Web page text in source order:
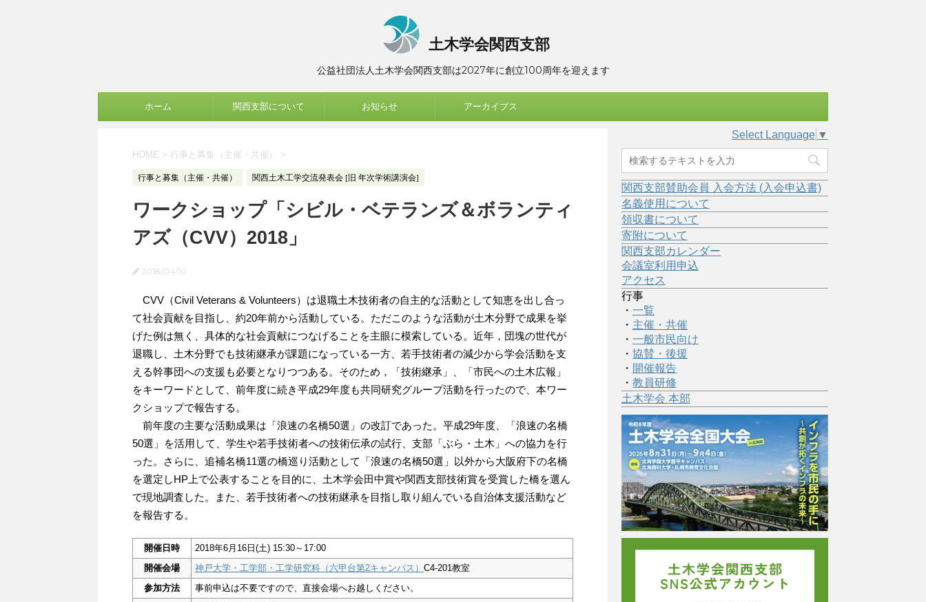
土木学会関西支部
公益社団法人土木学会関西支部は2027年に創立100周年を迎えます
ホーム 関西支部について お知らせ アーカイブス
HOME > 行事と募集（主催・共催） >
行事と募集（主催・共催） 関西土木工学交流発表会 [旧 年次学術講演会]
ワークショップ「シビル・ベテランズ＆ボランティ
アズ（CVV）2018」
2018/04/10
CVV（Civil Veterans & Volunteers）は退職土木技術者の自主的な活動として知恵を出し合っ
て社会貢献を目指し、約20年前から活動している。ただこのような活動が土木分野で成果を挙
げた例は無く、具体的な社会貢献につなげることを主眼に模索している。近年，団塊の世代が
退職し、土木分野でも技術継承が課題になっている一方、若手技術者の減少から学会活動を支
える幹事団への支援も必要となりつつある。そのため，「技術継承」、「市民への土木広報」
をキーワードとして、前年度に続き平成29年度も共同研究グループ活動を行ったので、本ワー
クショップで報告する。
前年度の主要な活動成果は「浪速の名橋50選」の改訂であった。平成29年度、「浪速の名橋
50選」を活用して、学生や若手技術者への技術伝承の試行、支部「ぶら・土木」への協力を行
った。さらに、追補名橋11選の橋巡り活動として「浪速の名橋50選」以外から大阪府下の名橋
を選定しHP上で公表することを目的に、土木学会田中賞や関西支部技術賞を受賞した橋を選ん
で現地調査した。また、若手技術者への技術継承を目指し取り組んでいる自治体支援活動など
を報告する。
開催日時
2018年6月16日(土) 15:30～17:00
開催会場
神戸大学・工学部・工学研究科（六甲台第2キャンパス） C4-201教室
参加方法
事前申込は不要ですので、直接会場へお越しください。
Select Language ▼
関西支部賛助会員 入会方法 (入会申込書)
名義使用について
領収書について
寄附について
関西支部カレンダー
会議室利用申込
アクセス
行事
・ 一覧
・ 主催・共催
・ 一般市民向け
・ 協賛・後援
・ 開催報告
・ 教員研修
土木学会 本部